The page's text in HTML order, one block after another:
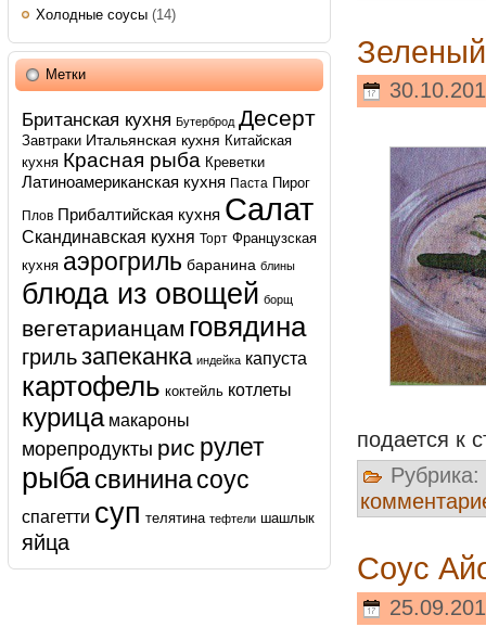
Холодные соусы (14)
Метки
Британская кухня Бутерброд Десерт
Завтраки Итальянская кухня Китайская
кухня Красная рыба Креветки
Латиноамериканская кухня Паста Пирог
Плов Прибалтийская кухня Салат
Скандинавская кухня Торт Французская
кухня аэрогриль баранина блины
блюда из овощей борщ
вегетарианцам говядина
грильзапеканка индейка капуста
картофель коктейль котлеты
курица макароны
морепродукты рис рулет
рыбасвининасоус
спагетти суп телятина тефтели шашлык
яйца
подается к
Рубрика:
Соус